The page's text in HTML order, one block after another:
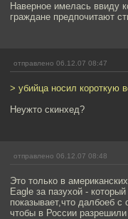
Наверное имелась ввиду
граждане предпочитают
отправлено 06.12.07 08:47
> убийца носил короткую
Неужто скинхед?
отправлено 06.12.07 08:48
Это только в
Eagle за пазухой -
показывает,что далбоеб
чтобы в России